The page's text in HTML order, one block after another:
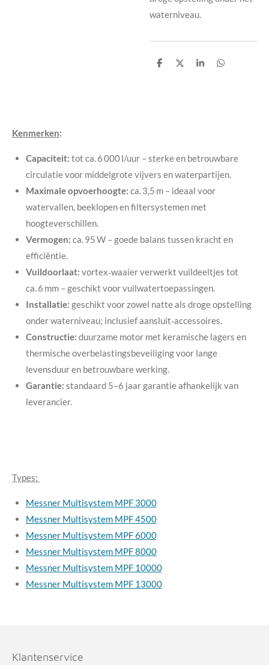
waterniveau.
D
D
S
D
Kenmerken:
Capaciteit: tot ca. 6 000 l/uur – sterke en betrouwbare
circulatie voor middelgrote vijvers en waterpartijen.
Maximale opvoerhoogte: ca. 3,5 m – ideaal voor
watervallen, beeklopen en filtersystemen met
hoogteverschillen.
Vermogen: ca. 95 W – goede balans tussen kracht en
efficiëntie.
Vuildoorlaat: vortex‑waaier verwerkt vuildeeltjes tot
ca. 6 mm – geschikt voor vuilwatertoepassingen.
Installatie: geschikt voor zowel natte als droge opstelling
onder waterniveau; inclusief aansluit‑accessoires.
Constructie: duurzame motor met keramische lagers en
thermische overbelastingsbeveiliging voor lange
levensduur en betrouwbare werking.
Garantie: standaard 5–6 jaar garantie afhankelijk van
leverancier.
Types:
Messner Multisystem MPF 3000
Messner Multisystem MPF 4500
Messner Multisystem MPF 6000
Messner Multisystem MPF 8000
Messner Multisystem MPF 10000
Messner Multisystem MPF 13000
Klantenservice